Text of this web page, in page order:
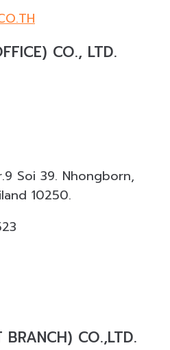
CO., LTD.
Soi 39. Nhongborn,
10250.
BRANCH) CO.,LTD.